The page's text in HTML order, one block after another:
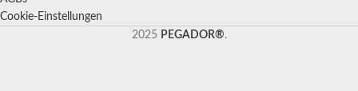
Cookie-Einstellungen
2025 PEGADOR®.